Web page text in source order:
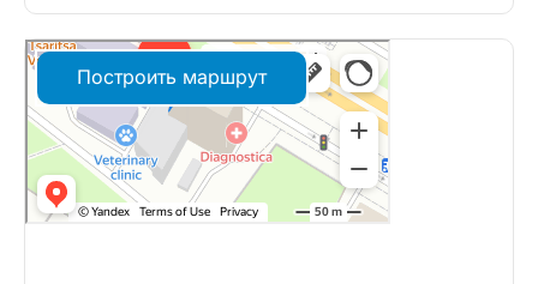
Построить маршрут